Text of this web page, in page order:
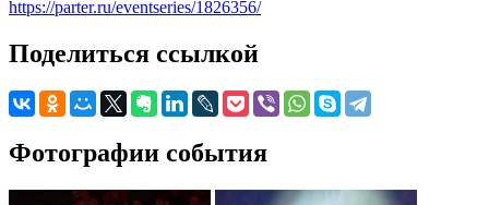
https://parter.ru/eventseries/1826356/
Поделиться ссылкой
Фотографии события